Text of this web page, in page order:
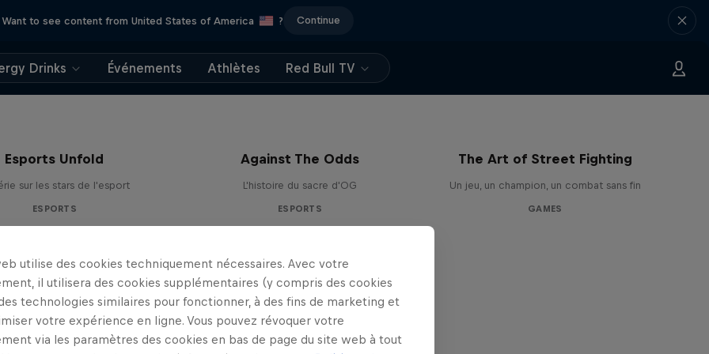
Want to see content from United States of America ? Continue
Drinks Événements Athlètes Red Bull TV
Esports Unfold
sur les stars de l'esport
ESPORTS
Against The Odds
L'histoire du sacre d'OG
ESPORTS
The Art of Street Fighting
Un jeu, un champion, un combat sans fin
GAMES
utilise des cookies techniquement nécessaires. Avec votre
il utilisera des cookies supplémentaires (y compris des cookies
technologies similaires pour fonctionner, à des fins de marketing et
votre expérience en ligne. Vous pouvez révoquer votre
via les paramètres des cookies en bas de page du site web à tout